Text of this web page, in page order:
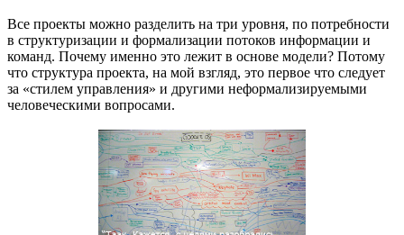
Все проекты можно разделить на три уровня, по потребности
в структуризации и формализации потоков информации и
команд. Почему именно это лежит в основе модели? Потому
что структура проекта, на мой взгляд, это первое что следует
за «стилем управления» и другими неформализируемыми
человеческими вопросами.